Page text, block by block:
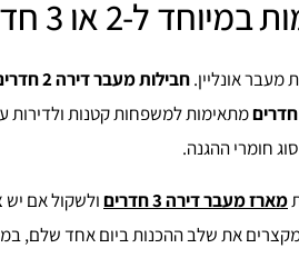
ל-2 או 3 חדרים?
מעבר אונליין.חבילות מעבר דירה 2 חדרים
מתאימות למשפחות קטנות ולדירות
חומרי ההגנה.
מארז מעבר דירה 3 חדרים
ולשקול אם
את שלב ההכנות ביום אחד שלם,